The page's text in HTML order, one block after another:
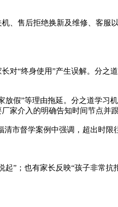
、售后拒绝换新及维修、客服
对“终身使用”产生误解。分之
假”等理由拖延。分之道学
介入的明确告知时间节点并跟
市督学案例中强调，超出时限
”；也有家长反映“孩子非常抗